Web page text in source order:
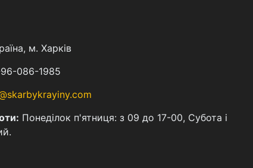
м. Харків
086-1985
Понеділок п'ятниця: з 09 до 17-00, Субота і